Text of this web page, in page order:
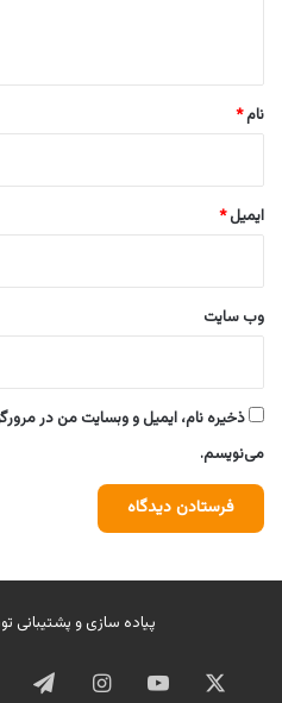
نام*
ایمیل*
وب‌ سایت
ذخیره نام، ایمیل و وبسایت من در
می‌نویسم.
پیاده سازی و پشتیبانی
ایکس یوتیوب اینستاگرام